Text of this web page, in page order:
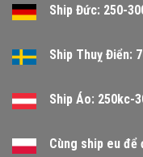
Ship Đức: 250-
Ship Thuỵ Điển:
Ship Áo: 250kc-
Cùng ship eu